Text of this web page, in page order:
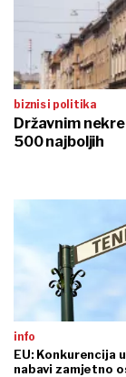
biznis i politika
Državnim
500 najboljih
info
EU: Konkurencija
nabavi zamjetno